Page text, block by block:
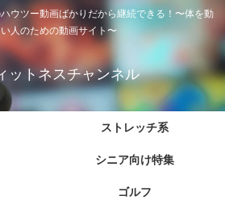
ウツー動画ばかりだから継続できる！〜体を動
人のための動画サイト〜
ットネスチャンネル
ストレッチ系
シニア向け特集
ゴルフ